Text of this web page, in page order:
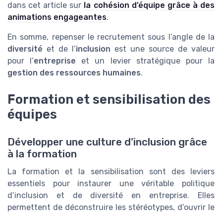
dans cet article sur la cohésion d’équipe grâce à des
animations engageantes.
En somme, repenser le recrutement sous l’angle de la
diversité et de l’inclusion est une source de valeur
pour l’entreprise et un levier stratégique pour la
gestion des ressources humaines.
Formation et sensibilisation des
équipes
Développer une culture d’inclusion grâce
à la formation
La formation et la sensibilisation sont des leviers
essentiels pour instaurer une véritable politique
d’inclusion et de diversité en entreprise. Elles
permettent de déconstruire les stéréotypes, d’ouvrir le